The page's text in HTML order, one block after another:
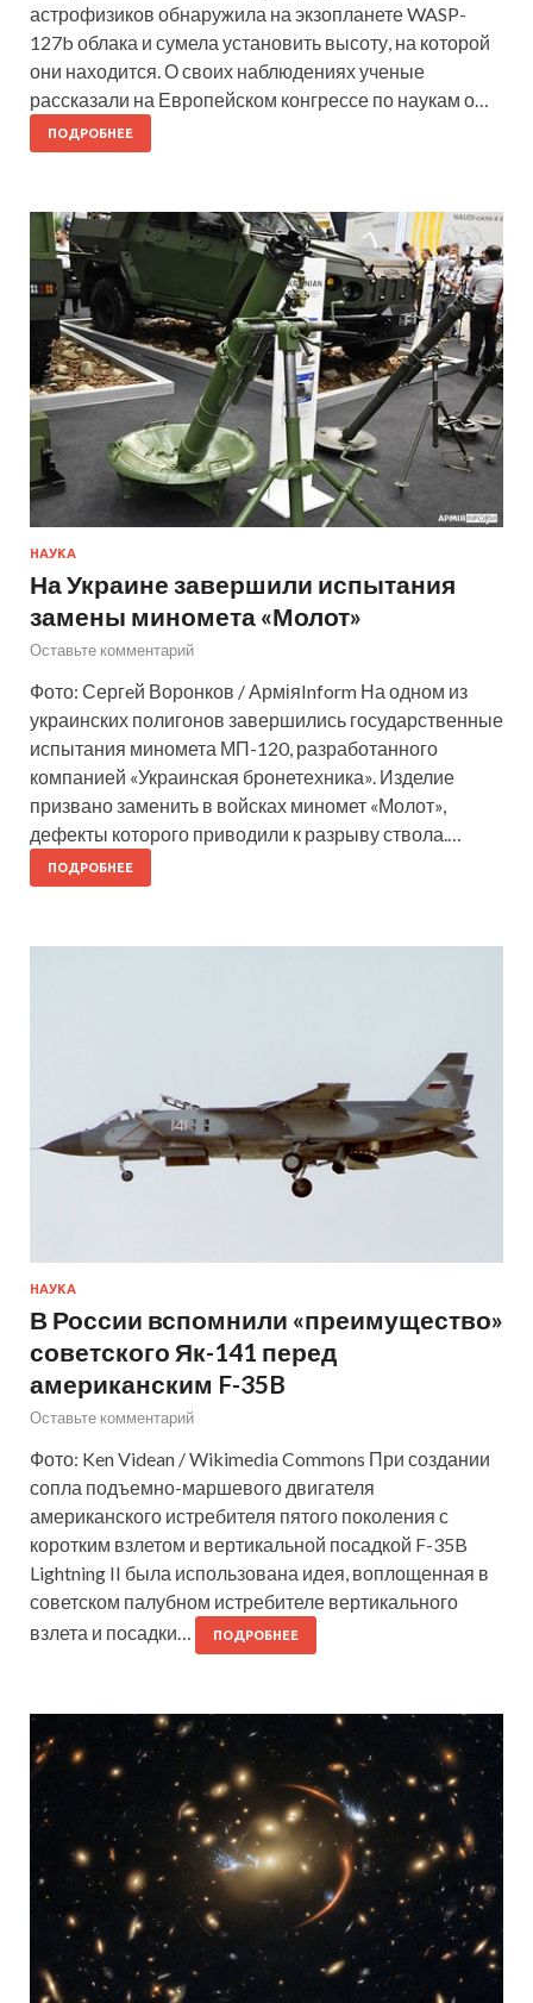
астрофизиков обнаружила на экзопланете WASP-
127b облака и сумела установить высоту, на которой
они находится. О своих наблюдениях ученые
рассказали на Европейском конгрессе по наукам о…
ПОДРОБНЕЕ
НАУКА
На Украине завершили испытания
замены миномета «Молот»
Оставьте комментарий
Фото: Сергeй Воронков / АрміяInform На одном из
украинских полигонов завершились государственные
испытания миномета МП-120, разработанного
компанией «Украинская бронетехника». Изделие
призвано заменить в войсках миномет «Молот»,
дефекты которого приводили к разрыву ствола.…
ПОДРОБНЕЕ
НАУКА
В России вспомнили «преимущество»
советского Як-141 перед
американским F-35B
Оставьте комментарий
Фото: Ken Videan / Wikimedia Commons При создании
сопла подъемно-маршевого двигателя
американского истребителя пятого поколения с
коротким взлетом и вертикальной посадкой F-35B
Lightning II была использована идея, воплощенная в
советском палубном истребителе вертикального
взлета и посадки…
ПОДРОБНЕЕ